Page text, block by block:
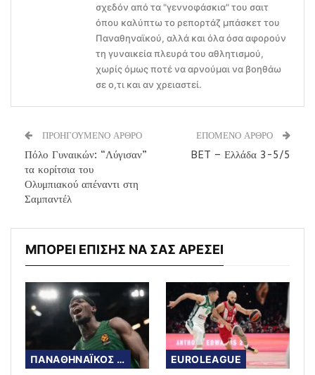
σχεδόν από τα "γεννοφάσκια" του σαιτ
όπου καλύπτω το ρεπορτάζ μπάσκετ του
Παναθηναϊκού, αλλά και όλα όσα αφορούν
τη γυναικεία πλευρά του αθλητισμού,
χωρίς όμως ποτέ να αρνούμαι να βοηθάω
σε ο,τι και αν χρειαστεί.
ΠΡΟΗΓΟΥΜΕΝΟ ΑΡΘΡΟ
Πόλο Γυναικών: “Λύγισαν”
τα κορίτσια του
Ολυμπιακού απέναντι στη
Σαμπαντέλ
ΕΠΟΜΕΝΟ ΑΡΘΡΟ
BET – Ελλάδα 3-5/5
ΜΠΟΡΕΙ ΕΠΙΣΗΣ ΝΑ ΣΑΣ ΑΡΕΣΕΙ
ΠΑΝΑΘΗΝΑΪΚΟΣ ΜΠΑΣΚΕΤ EUROLEAGUE